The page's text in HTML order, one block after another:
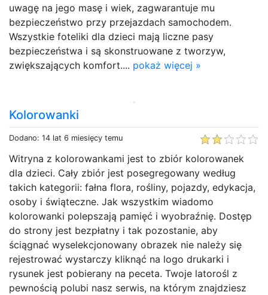
uwagę na jego masę i wiek, zagwarantuje mu
bezpieczeństwo przy przejazdach samochodem.
Wszystkie foteliki dla dzieci mają liczne pasy
bezpieczeństwa i są skonstruowane z tworzyw,
zwiększających komfort.... pokaż więcej »
Kolorowanki
Dodano: 14 lat 6 miesięcy temu
Witryna z kolorowankami jest to zbiór kolorowanek
dla dzieci. Cały zbiór jest posegregowany według
takich kategorii: fałna flora, rośliny, pojazdy, edykacja,
osoby i świąteczne. Jak wszystkim wiadomo
kolorowanki polepszają pamięć i wyobraźnię. Dostęp
do strony jest bezpłatny i tak pozostanie, aby
ściągnać wyselekcjonowany obrazek nie należy się
rejestrować wystarczy kliknąć na logo drukarki i
rysunek jest pobierany na peceta. Twoje latorośl z
pewnością polubi nasz serwis, na którym znajdziesz